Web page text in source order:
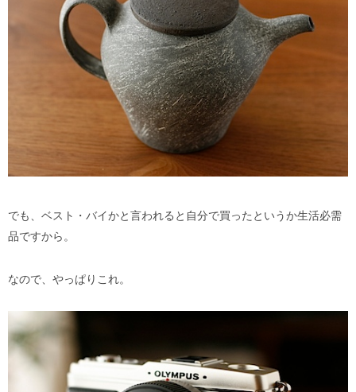
でも、ベスト・バイかと言われると自分で買ったというか生活必需
品ですから。
なので、やっぱりこれ。